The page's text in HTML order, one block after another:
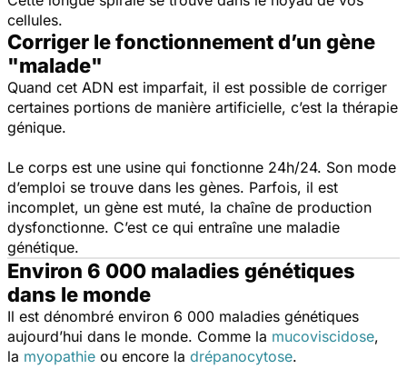
cellules.
Corriger le fonctionnement d’un gène
"malade"
Quand cet ADN est imparfait, il est possible de corriger
certaines portions de manière artificielle, c’est la thérapie
génique.
Le corps est une usine qui fonctionne 24h/24. Son mode
d’emploi se trouve dans les gènes. Parfois, il est
incomplet, un gène est muté, la chaîne de production
dysfonctionne. C’est ce qui entraîne une maladie
génétique.
Environ 6 000 maladies génétiques
dans le monde
Il est dénombré environ 6 000 maladies génétiques
aujourd’hui dans le monde. Comme la mucoviscidose,
la myopathie ou encore la drépanocytose.